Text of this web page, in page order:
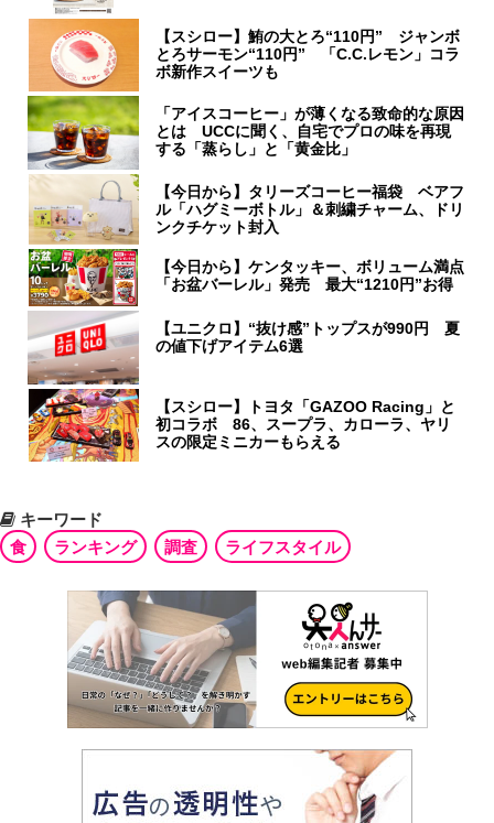
【スシロー】鮪の大とろ“110円” ジャンボ
とろサーモン“110円” 「C.C.レモン」コラ
ボ新作スイーツも
「アイスコーヒー」が薄くなる致命的な原因
とは UCCに聞く、自宅でプロの味を再現
する「蒸らし」と「黄金比」
【今日から】タリーズコーヒー福袋 ベアフ
ル「ハグミーボトル」＆刺繍チャーム、ドリ
ンクチケット封入
【今日から】ケンタッキー、ボリューム満点
「お盆バーレル」発売 最大“1210円”お得
【ユニクロ】“抜け感”トップスが990円 夏
の値下げアイテム6選
【スシロー】トヨタ「GAZOO Racing」と
初コラボ 86、スープラ、カローラ、ヤリ
スの限定ミニカーもらえる
キーワード
食
ランキング 調査 ライフスタイル